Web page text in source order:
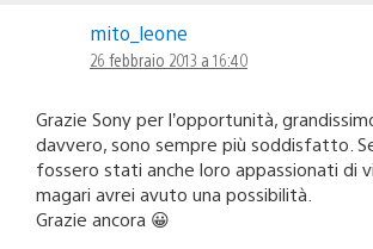
mito_leone
26 febbraio 2013 a 16:40
Grazie Sony per l’opportunità,
davvero, sono sempre più soddisfatto.
fossero stati anche loro appassionati di
magari avrei avuto una possibilità.
Grazie ancora 😀